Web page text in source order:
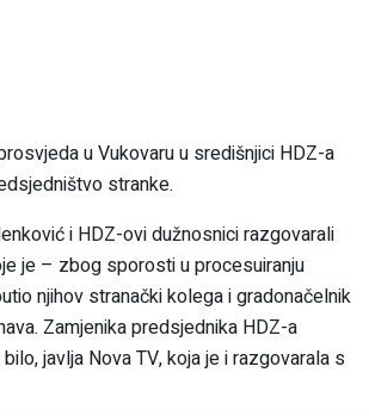
u Vukovaru u središnjici HDZ-a
stranke.
i HDZ-ovi dužnosnici razgovarali
je – zbog sporosti u procesuiranju
njihov stranački kolega i gradonačelnik
Zamjenika predsjednika HDZ-a
javlja Nova TV, koja je i razgovarala s